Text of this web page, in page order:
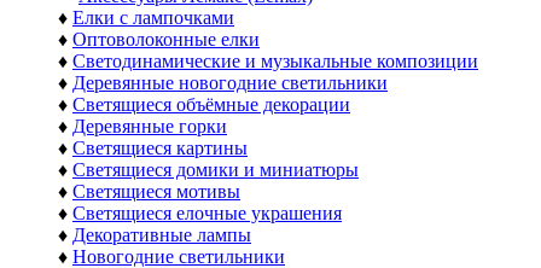
♦ Елки с лампочками
♦ Оптоволоконные елки
♦ Светодинамические и музыкальные композиции
♦ Деревянные новогодние светильники
♦ Светящиеся объёмные декорации
♦ Деревянные горки
♦ Светящиеся картины
♦ Светящиеся домики и миниатюры
♦ Светящиеся мотивы
♦ Светящиеся елочные украшения
♦ Декоративные лампы
♦ Новогодние светильники